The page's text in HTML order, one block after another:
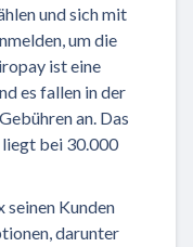
und sich mit
um die
ist eine
es fallen in der
an. Das
bei 30.000
seinen Kunden
darunter